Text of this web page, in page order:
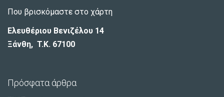
Που βρισκόμαστε στο χάρτη
Ελευθέριου Βενιζέλου 14
Ξάνθη, T.K. 67100
Πρόσφατα άρθρα